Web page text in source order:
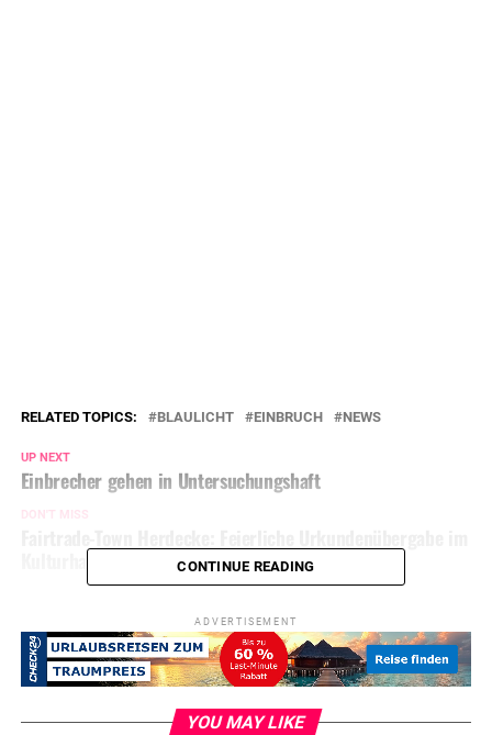
RELATED TOPICS: BLAULICHT EINBRUCH NEWS
UP NEXT
Einbrecher gehen in Untersuchungshaft
DON'T MISS
Kulturhaus
CONTINUE READING
ADVERTISEMENT
YOU MAY LIKE